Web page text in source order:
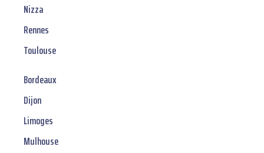
Nizza
Rennes
Toulouse
Bordeaux
Dijon
Limoges
Mulhouse